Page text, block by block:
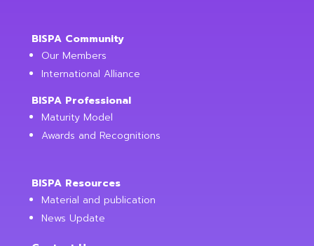
BISPA Community
Our Members
International Alliance
BISPA Professional
Maturity Model
Awards and Recognitions
BISPA Resources
Material and publication
News Update